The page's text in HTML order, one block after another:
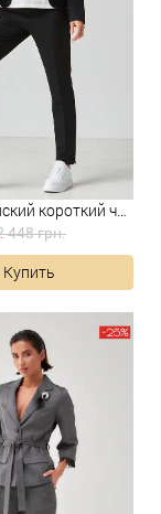
Жакет женский короткий чёрны...
448 грн.
Купить